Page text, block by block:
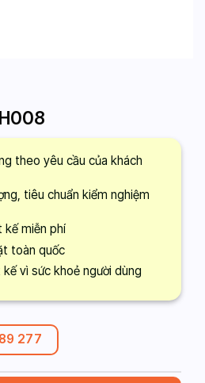
theo yêu cầu của khách
tiêu chuẩn kiểm nghiệm
kế miễn phí
toàn quốc
vì sức khoẻ người dùng
277